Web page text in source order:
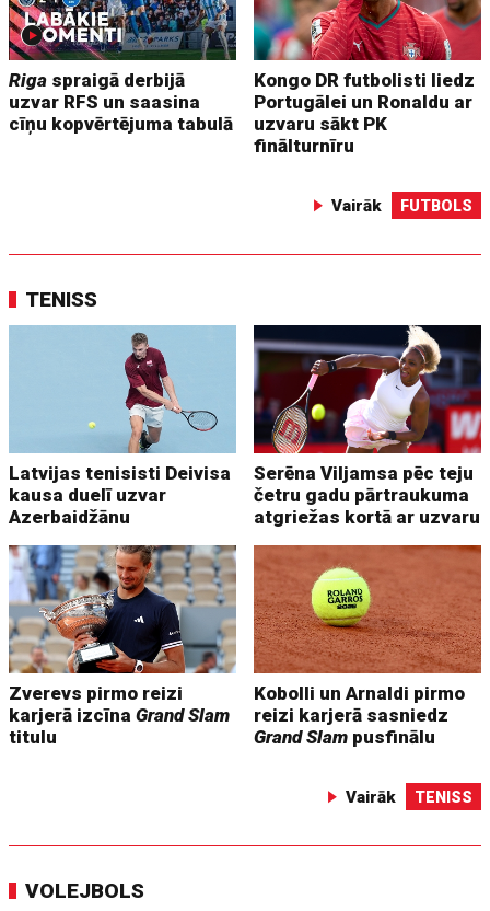
Riga spraigā derbijā
uzvar RFS un saasina
cīņu kopvērtējuma tabulā
Kongo DR futbolisti liedz
Portugālei un Ronaldu ar
uzvaru sākt PK
finālturnīru
Vairāk FUTBOLS
TENISS
Latvijas tenisisti Deivisa
kausa duelī uzvar
Azerbaidžānu
Serēna Viljamsa pēc teju
četru gadu pārtraukuma
atgriežas kortā ar uzvaru
Zverevs pirmo reizi
karjerā izcīnaGrand Slam
titulu
Kobolli un Arnaldi pirmo
reizi karjerā sasniedz
Grand Slam pusfinālu
Vairāk TENISS
VOLEJBOLS